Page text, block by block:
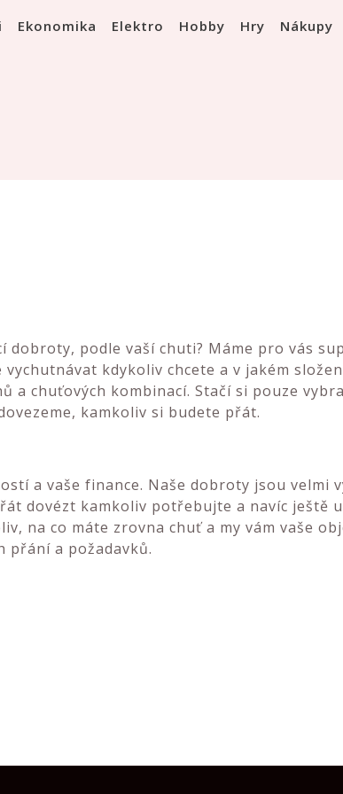
Ekonomika Elektro Hobby Hry Nákupy
dobroty, podle vaší chuti? Máme pro vás
kdykoliv chcete a v jakém
a chuťových kombinací. Stačí si pouze
kamkoliv si budete přát.
a vaše finance. Naše dobroty jsou velmi
dovézt kamkoliv potřebujte a navíc ještě
na co máte zrovna chuť a my vám vaše
přání a požadavků.